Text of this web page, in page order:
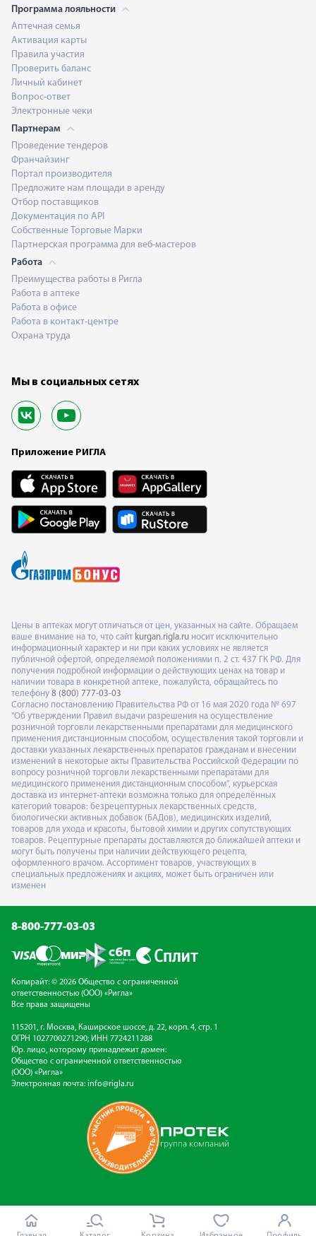
Программа лояльности
Аптечная семья
Активация карты
Правила участия
Проверить баланс
Личный кабинет
Вопрос-ответ
Электронные чеки
Партнерам
Проведение тендеров
Франчайзинг
Портал производителя
Предложите нам площади в аренду
Отбор поставщиков
Документация по API
Собственные Торговые Марки
Партнерская программа для веб-мастеров
Работа
Преимущества работы в Ригла
Работа в аптеке
Работа в офисе
Работа в контакт-центре
Охрана труда
Мы в социальных сетях
Приложение РИГЛА
Цены в аптеках могут отличаться от цен, указанных на сайте. Обращаем
ваше внимание на то, что сайт kurgan.rigla.ru носит исключительно
информационный характер и ни при каких условиях не является
публичной офертой, определяемой положениями п. 2 ст. 437 ГК РФ. Для
получения подробной информации о действующих ценах на товар и
наличии товара в конкретной аптеке, пожалуйста, обращайтесь по
телефону 8 (800) 777-03-03
Согласно постановлению Правительства РФ от 16 мая 2020 года № 697
"Об утверждении Правил выдачи разрешения на осуществление
розничной торговли лекарственными препаратами для медицинского
применения дистанционным способом, осуществления такой торговли и
доставки указанных лекарственных препаратов гражданам и внесении
изменений в некоторые акты Правительства Российской Федерации по
вопросу розничной торговли лекарственными препаратами для
медицинского применения дистанционным способом", курьерская
доставка из интернет-аптеки возможна только для определённых
категорий товаров: безрецептурных лекарственных средств,
биологически активных добавок (БАДов), медицинских изделий,
товаров для ухода и красоты, бытовой химии и других сопутствующих
товаров. Рецептурные препараты доставляются до ближайшей аптеки и
могут быть получены при наличии действующего рецепта,
оформленного врачом. Ассортимент товаров, участвующих в
специальных предложениях и акциях, может быть ограничен или
изменен
8-800-777-03-03
Копирайт: © 2026 Общество с ограниченной
ответственностью (ООО) «Ригла»
Все права защищены
115201, г. Москва, Каширское шоссе, д. 22, корп. 4, стр. 1
ОГРН 1027700271290; ИНН 7724211288
Юр. лицо, которому принадлежит домен:
Общество с ограниченной ответственностью
(ООО) «Ригла»
Электронная почта: info@rigla.ru